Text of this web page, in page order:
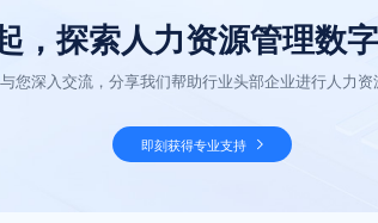
，探索人力资源管理数
您深入交流，分享我们帮助行业头部企业进行人力
即刻获得专业支持